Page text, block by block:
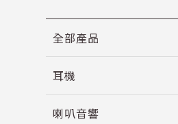
全部產品
耳機
喇叭音響